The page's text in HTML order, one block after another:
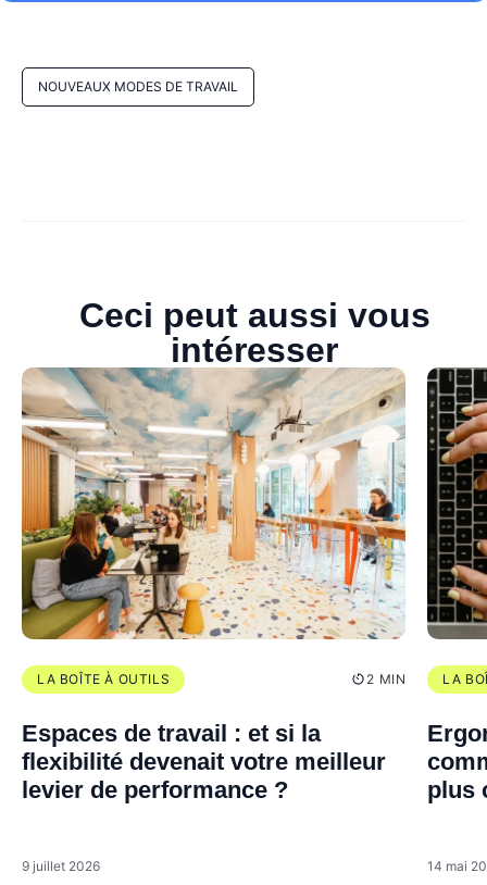
NOUVEAUX MODES DE TRAVAIL
Ceci peut aussi vous
intéresser
LA BOÎTE À OUTILS 2 MIN
Espaces de travail : et si la
flexibilité devenait votre meilleur
levier de performance ?
9 juillet 2026
LA
plus
14 mai